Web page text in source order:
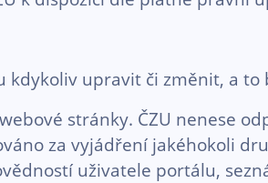
upravit či změnit, a to
stránky. ČZU nenese
za vyjádření jakéhokoli
uživatele portálu,